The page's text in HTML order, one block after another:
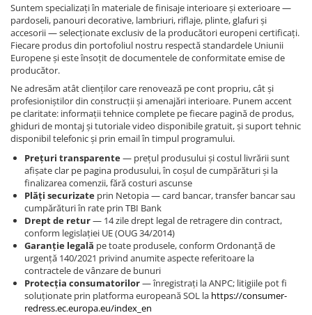
Suntem specializați în materiale de finisaje interioare și exterioare —
pardoseli, panouri decorative, lambriuri, riflaje, plinte, glafuri și
accesorii — selecționate exclusiv de la producători europeni certificați.
Fiecare produs din portofoliul nostru respectă standardele Uniunii
Europene și este însoțit de documentele de conformitate emise de
producător.
Ne adresăm atât clienților care renovează pe cont propriu, cât și
profesioniștilor din construcții și amenajări interioare. Punem accent
pe claritate: informații tehnice complete pe fiecare pagină de produs,
ghiduri de montaj și tutoriale video disponibile gratuit, și suport tehnic
disponibil telefonic și prin email în timpul programului.
Prețuri transparente— prețul produsului și costul livrării sunt
afișate clar pe pagina produsului, în coșul de cumpărături și la
finalizarea comenzii, fără costuri ascunse
Plăți securizate prin Netopia — card bancar, transfer bancar sau
cumpărături în rate prin TBI Bank
Drept de retur— 14 zile drept legal de retragere din contract,
conform legislației UE (OUG 34/2014)
Garanție legală pe toate produsele, conform Ordonanță de
urgență 140/2021 privind anumite aspecte referitoare la
contractele de vânzare de bunuri
Protecția consumatorilor— înregistrați la ANPC; litigiile pot fi
soluționate prin platforma europeană SOL la https://consumer-
redress.ec.europa.eu/index_en